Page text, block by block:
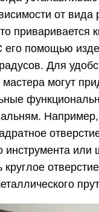
от вида
приваривается
его помощью
Для
мастера могут
инструмента